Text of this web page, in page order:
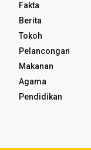
Fakta
Berita
Tokoh
Pelancongan
Makanan
Agama
Pendidikan